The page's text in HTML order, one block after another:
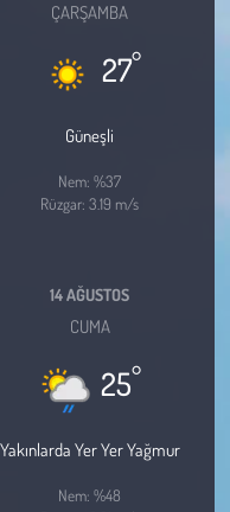
ÇARŞAMBA
27°
Güneşli
Nem: %37
Rüzgar: 3.19 m/s
14 AĞUSTOS
CUMA
25°
Yakınlarda Yer Yer Yağmur
Nem: %48